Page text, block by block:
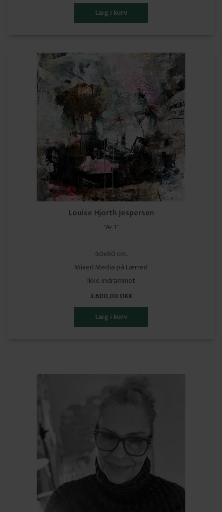
Louise Hjorth Jespersen
"Ar 1"
60x60 cm.
Mixed Media på Lærred
Ikke indrammet
3.600,00 DKK